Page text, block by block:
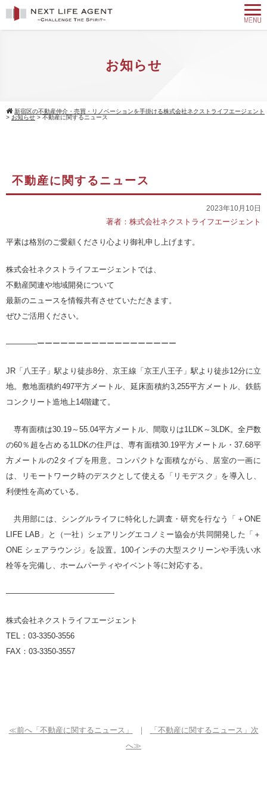
お知らせ
新宿区の不動産仲介・売買・リノベーションを手掛ける株式会社ネクストライフエージェント
> お知らせ > 不動産に関するニュース
不動産に関するニュース
2023年10月10日
著者：株式会社ネクストライフエージェント
平素は格別のご愛顧くださり心より御礼申し上げます。
株式会社ネクストライフエージェントでは、
不動産関連や地域開発について
最新のニュースを情報共有させていただきます。
ぜひご活用ください。
————ーーーーーーーーーーーーーーーーーー
JR「八王子」駅より徒歩8分、京王線「京王八王子」駅より徒歩12分に立
地。敷地面積約497平方メートル、延床面積約3,255平方メートル、鉄筋
コンクリート造地上14階建て。
専有面積は30.19～55.04平方メートル、間取りは1LDK～3LDK。全戸数
の60％超を占める1LDKの住戸は、専有面積30.19平方メートル・37.68平
方メートルの2タイプを用意。コンパクトな面積ながら、居室の一画に
は、リモートワーク時のデスクとして使える「リモデスク」を導入し、
利便性を高めている。
共用部には、シングルライフに特化した調査・研究を行なう「＋ONE
LIFE LAB」と（一社）シェアリングエコノミー協会が共同開発した「＋
ONE シェアラウンジ」を設置。100インチの大型スクリーンや手洗い水
栓等を完備し、ホームパーティやイベント等に対応する。
——————————————
株式会社ネクストライフエージェント
TEL ： 03-3350-3556
FAX ： 03-3350-3557
≪前へ「不動産に関するニュース」 ｜
「不動産に関するニュース」次
へ≫